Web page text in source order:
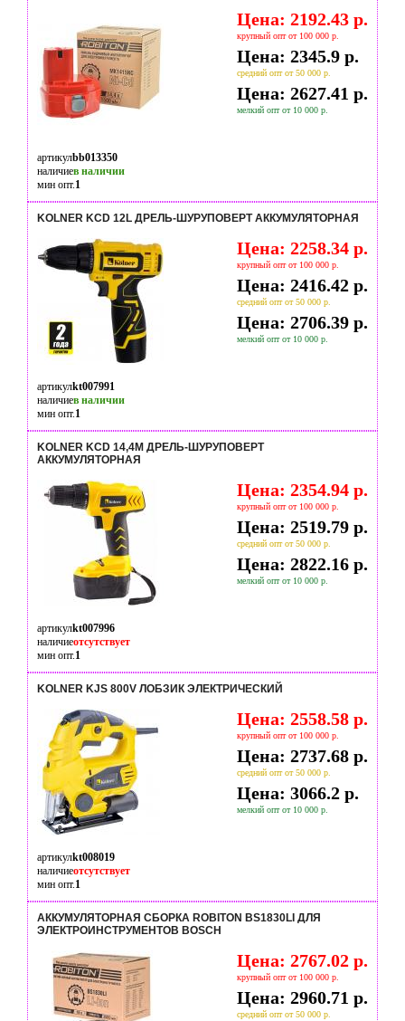
Цена: 2192.43 р.
крупный опт от 100 000 р.
Цена: 2345.9 р.
средний опт от 50 000 р.
Цена: 2627.41 р.
мелкий опт от 10 000 р.
артикулbb013350
наличиев наличии
мин опт.1
KOLNER KCD 12L ДРЕЛЬ-ШУРУПОВЕРТ АККУМУЛЯТОРНАЯ
Цена: 2258.34 р.
крупный опт от 100 000 р.
Цена: 2416.42 р.
средний опт от 50 000 р.
Цена: 2706.39 р.
мелкий опт от 10 000 р.
артикулkt007991
наличиев наличии
мин опт.1
KOLNER KCD 14,4М ДРЕЛЬ-ШУРУПОВЕРТ
АККУМУЛЯТОРНАЯ
Цена: 2354.94 р.
крупный опт от 100 000 р.
Цена: 2519.79 р.
средний опт от 50 000 р.
Цена: 2822.16 р.
мелкий опт от 10 000 р.
артикулkt007996
наличиеотсутствует
мин опт.1
KOLNER KJS 800V ЛОБЗИК ЭЛЕКТРИЧЕСКИЙ
Цена: 2558.58 р.
крупный опт от 100 000 р.
Цена: 2737.68 р.
средний опт от 50 000 р.
Цена: 3066.2 р.
мелкий опт от 10 000 р.
артикулkt008019
наличиеотсутствует
мин опт.1
АККУМУЛЯТОРНАЯ СБОРКА ROBITON BS1830LI ДЛЯ
ЭЛЕКТРОИНСТРУМЕНТОВ BOSCH
Цена: 2767.02 р.
крупный опт от 100 000 р.
Цена: 2960.71 р.
средний опт от 50 000 р.